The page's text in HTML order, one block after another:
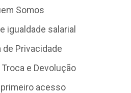
Somos
igualdade salarial
de Privacidade
e Devolução
primeiro acesso